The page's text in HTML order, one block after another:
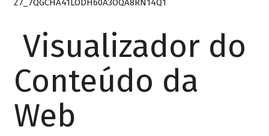
Visualizador do
Conteúdo da
Web